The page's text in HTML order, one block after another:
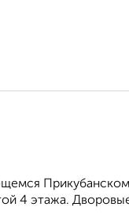
Прикубанском
4 этажа.